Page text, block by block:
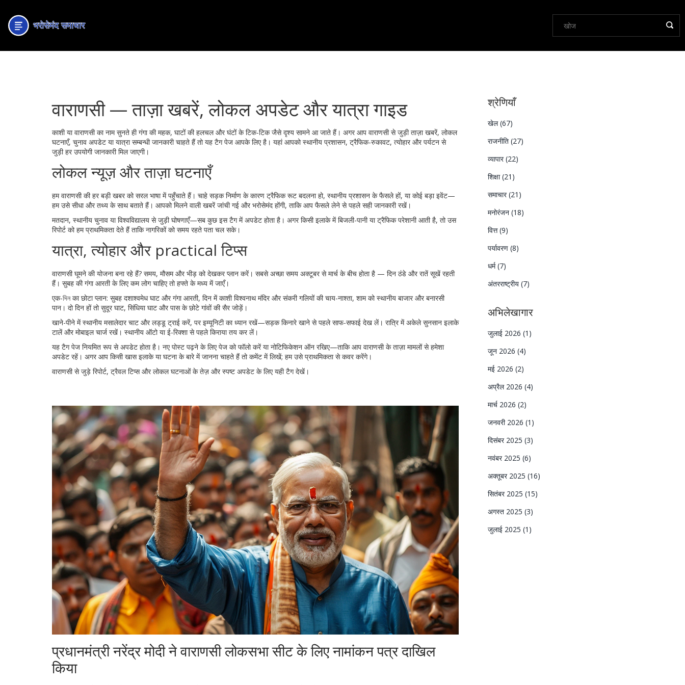
वाराणसी — ताज़ा खबरें, लोकल अपडेट और यात्रा गाइड
काशी या वाराणसी का नाम सुनते ही गंगा की महक, घाटों की हलचल और घंटों के टिक-टिक जैसे दृश्य सामने आ जाते हैं। अगर आप वाराणसी से जुड़ी ताज़ा खबरें, लोकल
घटनाएँ, चुनाव अपडेट या यात्रा सम्बन्धी जानकारी चाहते हैं तो यह टैग पेज आपके लिए है। यहां आपको स्थानीय प्रशासन, ट्रैफिक-रुकावट, त्योहार और पर्यटन से
जुड़ी हर उपयोगी जानकारी मिल जाएगी।
लोकल न्यूज़ और ताज़ा घटनाएँ
हम वाराणसी की हर बड़ी खबर को सरल भाषा में पहुँचाते हैं। चाहे सड़क निर्माण के कारण ट्रैफिक रूट बदलना हो, स्थानीय प्रशासन के फैसले हों, या कोई बड़ा इवेंट—
हम उसे सीधा और तथ्य के साथ बताते हैं। आपको मिलने वाली खबरें जांची गई और भरोसेमंद होंगी, ताकि आप फैसले लेने से पहले सही जानकारी रखें।
मतदान, स्थानीय चुनाव या विश्वविद्यालय से जुड़ी घोषणाएँ—सब कुछ इस टैग में अपडेट होता है। अगर किसी इलाके में बिजली-पानी या ट्रैफिक परेशानी आती है, तो उस
रिपोर्ट को हम प्राथमिकता देते हैं ताकि नागरिकों को समय रहते पता चल सके।
यात्रा, त्योहार और practical टिप्स
वाराणसी घूमने की योजना बना रहे हैं? समय, मौसम और भीड़ को देखकर प्लान करें। सबसे अच्छा समय अक्टूबर से मार्च के बीच होता है — दिन ठंडे और रातें सूखें रहती
हैं। सुबह की गंगा आरती के लिए कम लोग चाहिए तो हफ्ते के मध्य में जाएँ।
एक-দিন का छोटा प्लान: सुबह दशाश्वमेध घाट और गंगा आरती, दिन में काशी विश्वनाथ मंदिर और संकरी गलियों की चाय-नाश्ता, शाम को स्थानीय बाजार और बनारसी
पान। दो दिन हों तो सुदूर घाट, सिंधिया घाट और पास के छोटे गांवों की सैर जोड़ें।
खाने-पीने में स्थानीय मसालेदार चाट और लड्डू ट्राई करें, पर इम्यूनिटी का ध्यान रखें—सड़क किनारे खाने से पहले साफ-सफाई देख लें। रात्रि में अकेले सुनसान इलाके
टालें और मोबाइल चार्ज रखें। स्थानीय ऑटो या ई-रिक्शा से पहले किराया तय कर लें।
यह टैग पेज नियमित रूप से अपडेट होता है। नए पोस्ट पढ़ने के लिए पेज को फॉलो करें या नोटिफिकेशन ऑन रखिए—ताकि आप वाराणसी के ताज़ा मामलों से हमेशा
अपडेट रहें। अगर आप किसी खास इलाके या घटना के बारे में जानना चाहते हैं तो कमेंट में लिखें; हम उसे प्राथमिकता से कवर करेंगे।
वाराणसी से जुड़े रिपोर्ट, ट्रैवल टिप्स और लोकल घटनाओं के तेज़ और स्पष्ट अपडेट के लिए यही टैग देखें।
प्रधानमंत्री नरेंद्र मोदी ने वाराणसी लोकसभा सीट के लिए नामांकन पत्र दाखिल
किया
श्रेणियाँ
खेल(67)
राजनीति (27)
व्यापार(22)
शिक्षा(21)
समाचार(21)
मनोरंजन (18)
वित्त(9)
पर्यावरण (8)
धर्म(7)
अंतरराष्ट्रीय (7)
अभिलेखागार
जुलाई 2026 (1)
जून 2026 (4)
मई 2026 (2)
अप्रैल 2026 (4)
मार्च 2026 (2)
जनवरी 2026 (1)
दिसंबर 2025 (3)
नवंबर 2025 (6)
अक्तूबर 2025 (16)
सितंबर 2025 (15)
अगस्त 2025 (3)
जुलाई 2025 (1)